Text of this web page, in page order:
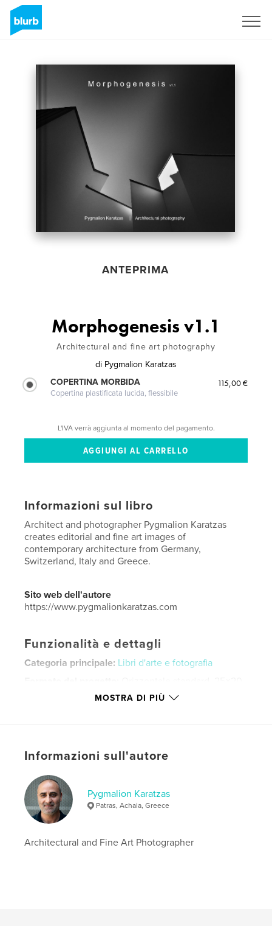
ANTEPRIMA
Morphogenesis v1.1
Architectural and fine art photography
di Pygmalion Karatzas
COPERTINA MORBIDA
Copertina plastificata lucida, flessibile
115,00 €
L'IVA verrà aggiunta al momento del pagamento.
Informazioni sul libro
Architect and photographer Pygmalion Karatzas
creates editorial and fine art images of
contemporary architecture from Germany,
Switzerland, Italy and Greece.
Sito web dell'autore
https://www.pygmalionkaratzas.com
Funzionalità e dettagli
Categoria principale: Libri d'arte e fotografia
Parole chiave
fineart
MOSTRA DI PIÙ
Informazioni sull'autore
Pygmalion Karatzas
Patras, Achaia, Greece
Architectural and Fine Art Photographer